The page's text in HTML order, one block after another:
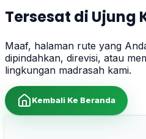
Tersesat di Ujung
Maaf, halaman rute yang
dipindahkan, direvisi, atau
lingkungan madrasah kami.
Kembali Ke Beranda